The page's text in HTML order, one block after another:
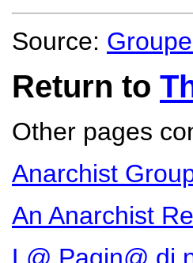
Source:
Return to
Other pages
Anarchist
An Anarchist